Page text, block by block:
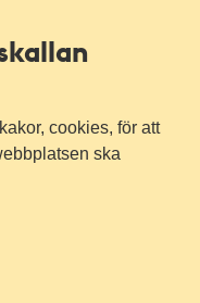
cookies, för att
ska